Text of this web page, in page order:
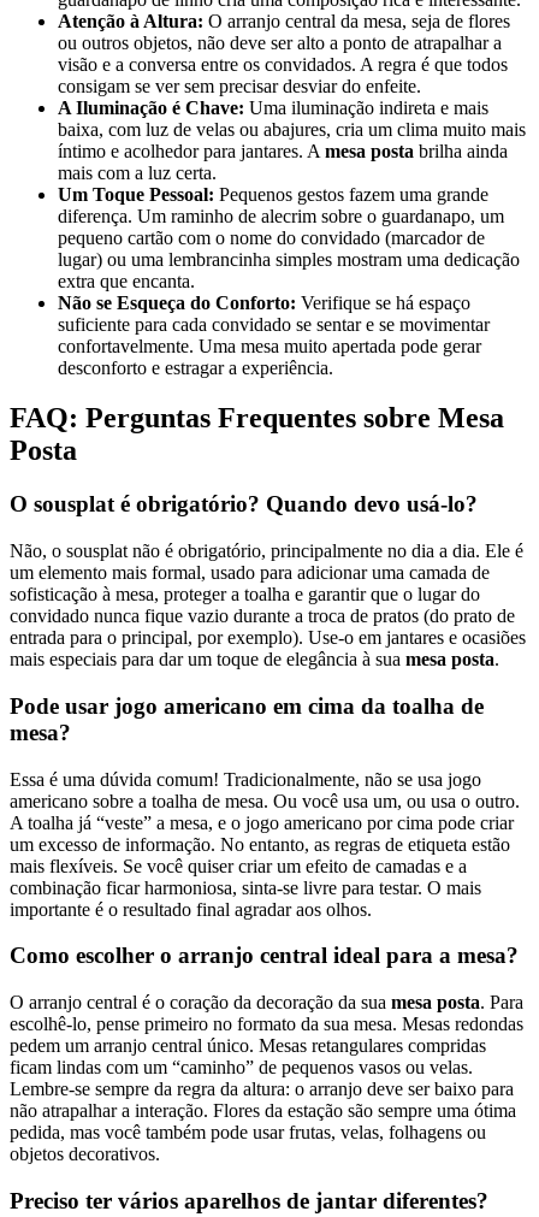
Atenção à Altura: O arranjo central da mesa, seja de flores
ou outros objetos, não deve ser alto a ponto de atrapalhar a
visão e a conversa entre os convidados. A regra é que todos
consigam se ver sem precisar desviar do enfeite.
A Iluminação é Chave: Uma iluminação indireta e mais
baixa, com luz de velas ou abajures, cria um clima muito mais
íntimo e acolhedor para jantares. A mesa posta brilha ainda
mais com a luz certa.
Um Toque Pessoal: Pequenos gestos fazem uma grande
diferença. Um raminho de alecrim sobre o guardanapo, um
pequeno cartão com o nome do convidado (marcador de
lugar) ou uma lembrancinha simples mostram uma dedicação
extra que encanta.
Não se Esqueça do Conforto: Verifique se há espaço
suficiente para cada convidado se sentar e se movimentar
confortavelmente. Uma mesa muito apertada pode gerar
desconforto e estragar a experiência.
FAQ: Perguntas Frequentes sobre Mesa
Posta
O sousplat é obrigatório? Quando devo usá-lo?
Não, o sousplat não é obrigatório, principalmente no dia a dia. Ele é
um elemento mais formal, usado para adicionar uma camada de
sofisticação à mesa, proteger a toalha e garantir que o lugar do
convidado nunca fique vazio durante a troca de pratos (do prato de
entrada para o principal, por exemplo). Use-o em jantares e ocasiões
mais especiais para dar um toque de elegância à sua mesa posta.
Pode usar jogo americano em cima da toalha de
mesa?
Essa é uma dúvida comum! Tradicionalmente, não se usa jogo
americano sobre a toalha de mesa. Ou você usa um, ou usa o outro.
A toalha já “veste” a mesa, e o jogo americano por cima pode criar
um excesso de informação. No entanto, as regras de etiqueta estão
mais flexíveis. Se você quiser criar um efeito de camadas e a
combinação ficar harmoniosa, sinta-se livre para testar. O mais
importante é o resultado final agradar aos olhos.
Como escolher o arranjo central ideal para a mesa?
O arranjo central é o coração da decoração da sua mesa posta. Para
escolhê-lo, pense primeiro no formato da sua mesa. Mesas redondas
pedem um arranjo central único. Mesas retangulares compridas
ficam lindas com um “caminho” de pequenos vasos ou velas.
Lembre-se sempre da regra da altura: o arranjo deve ser baixo para
não atrapalhar a interação. Flores da estação são sempre uma ótima
pedida, mas você também pode usar frutas, velas, folhagens ou
objetos decorativos.
Preciso ter vários aparelhos de jantar diferentes?